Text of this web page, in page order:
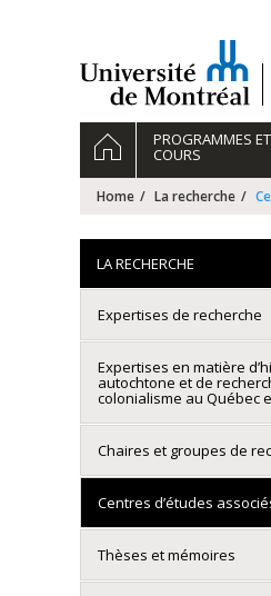
Navigation
principale
HOMEPROGRAMMES ET
COURS
Home La recherche
LA RECHERCHE
Expertises de recherche
Expertises en matière
autochtone et de
colonialisme au Québec
Chaires et groupes de
Centres d’études
Thèses et mémoires